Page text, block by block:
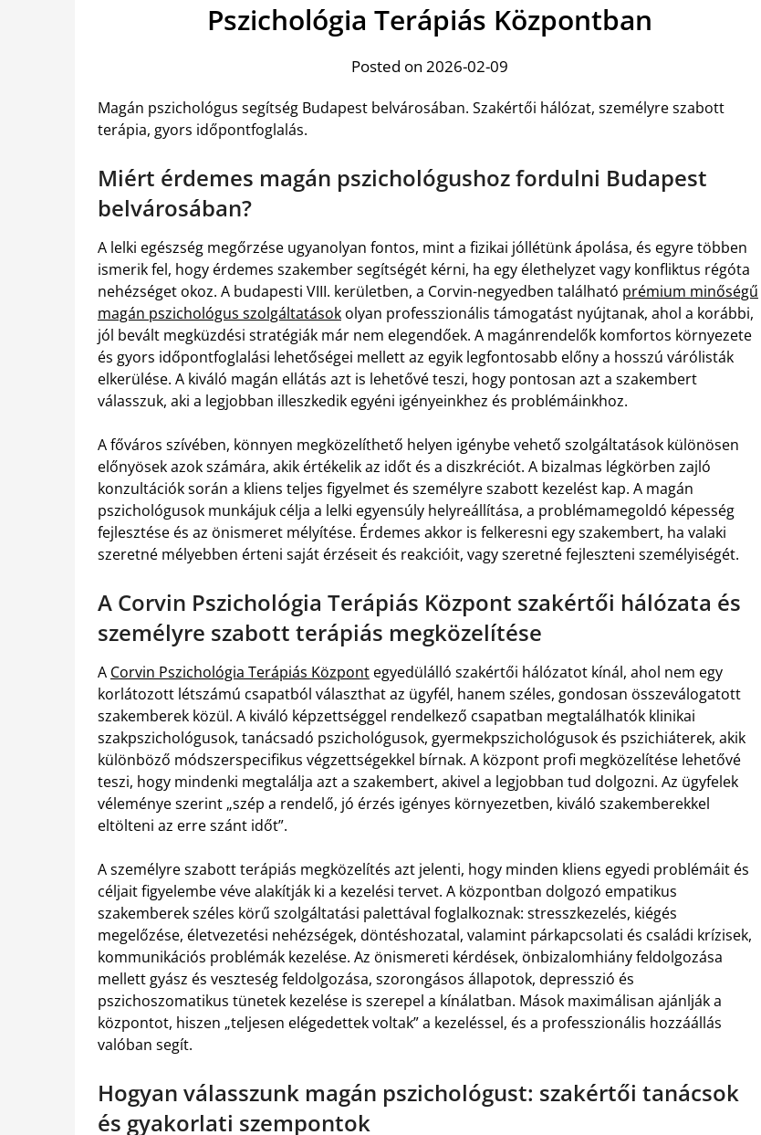
Pszichológia Terápiás Központban
Posted on 2026-02-09
Magán pszichológus segítség Budapest belvárosában. Szakértői hálózat, személyre szabott
terápia, gyors időpontfoglalás.
Miért érdemes magán pszichológushoz fordulni Budapest
belvárosában?
A lelki egészség megőrzése ugyanolyan fontos, mint a fizikai jóllétünk ápolása, és egyre többen
ismerik fel, hogy érdemes szakember segítségét kérni, ha egy élethelyzet vagy konfliktus régóta
nehézséget okoz. A budapesti VIII. kerületben, a Corvin-negyedben található prémium minőségű
magán pszichológus szolgáltatások olyan professzionális támogatást nyújtanak, ahol a korábbi,
jól bevált megküzdési stratégiák már nem elegendőek. A magánrendelők komfortos környezete
és gyors időpontfoglalási lehetőségei mellett az egyik legfontosabb előny a hosszú várólisták
elkerülése. A kiváló magán ellátás azt is lehetővé teszi, hogy pontosan azt a szakembert
válasszuk, aki a legjobban illeszkedik egyéni igényeinkhez és problémáinkhoz.
A főváros szívében, könnyen megközelíthető helyen igénybe vehető szolgáltatások különösen
előnyösek azok számára, akik értékelik az időt és a diszkréciót. A bizalmas légkörben zajló
konzultációk során a kliens teljes figyelmet és személyre szabott kezelést kap. A magán
pszichológusok munkájuk célja a lelki egyensúly helyreállítása, a problémamegoldó képesség
fejlesztése és az önismeret mélyítése. Érdemes akkor is felkeresni egy szakembert, ha valaki
szeretné mélyebben érteni saját érzéseit és reakcióit, vagy szeretné fejleszteni személyiségét.
A Corvin Pszichológia Terápiás Központ szakértői hálózata és
személyre szabott terápiás megközelítése
A Corvin Pszichológia Terápiás Központ egyedülálló szakértői hálózatot kínál, ahol nem egy
korlátozott létszámú csapatból választhat az ügyfél, hanem széles, gondosan összeválogatott
szakemberek közül. A kiváló képzettséggel rendelkező csapatban megtalálhatók klinikai
szakpszichológusok, tanácsadó pszichológusok, gyermekpszichológusok és pszichiáterek, akik
különböző módszerspecifikus végzettségekkel bírnak. A központ profi megközelítése lehetővé
teszi, hogy mindenki megtalálja azt a szakembert, akivel a legjobban tud dolgozni. Az ügyfelek
véleménye szerint „szép a rendelő, jó érzés igényes környezetben, kiváló szakemberekkel
eltölteni az erre szánt időt”.
A személyre szabott terápiás megközelítés azt jelenti, hogy minden kliens egyedi problémáit és
céljait figyelembe véve alakítják ki a kezelési tervet. A központban dolgozó empatikus
szakemberek széles körű szolgáltatási palettával foglalkoznak: stresszkezelés, kiégés
megelőzése, életvezetési nehézségek, döntéshozatal, valamint párkapcsolati és családi krízisek,
kommunikációs problémák kezelése. Az önismereti kérdések, önbizalomhiány feldolgozása
mellett gyász és veszteség feldolgozása, szorongásos állapotok, depresszió és
pszichoszomatikus tünetek kezelése is szerepel a kínálatban. Mások maximálisan ajánlják a
központot, hiszen „teljesen elégedettek voltak” a kezeléssel, és a professzionális hozzáállás
valóban segít.
Hogyan válasszunk magán pszichológust: szakértői tanácsok
és gyakorlati szempontok